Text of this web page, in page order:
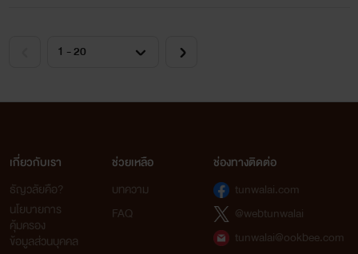
จบแล้ว!
เกี่ยวกับเรา
ธัญวลัยคือ?
นโยบายการ
คุ้มครอง
ข้อมูลส่วนบุคคล
ช่วยเหลือ
บทความ
FAQ
ช่องทางติดต่อ
tunwalai.com
@webtunwalai
tunwalai@ookbee.com